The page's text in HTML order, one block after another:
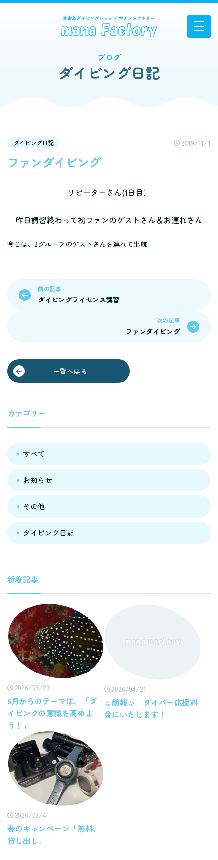
ブログ
ダイビング日記
ダイビング日記 2019/11/1
ファンダイビング
リピーターさん(1日目）
昨日講習終わって初ファンのゲストさん＆お連れさん
今日は、2グループのゲストさんを連れて出航
前の記事
ダイビングライセンス講習
次の記事
ファンダイビング
一覧へ戻る
カテゴリー
すべて
お知らせ
その他
ダイビング日記
新着記事
2026/05/23
6月からのテーマは、「ダ
イビングの意識を高めよ
う！」
2026/04/21
☺朗報☺ ダイバー応援料
金にいたします！
2026/03/4
春のキャンペーン「無料、
貸し出し」